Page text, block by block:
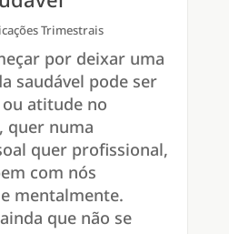
Trimestrais
por deixar uma
saudável pode ser
atitude no
quer numa
quer profissional,
com nós
mentalmente.
que não se